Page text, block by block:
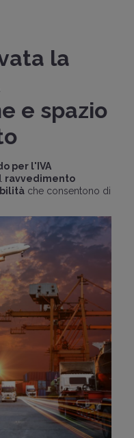
la
e spazio
per l'IVA
ravvedimento
che consentono di